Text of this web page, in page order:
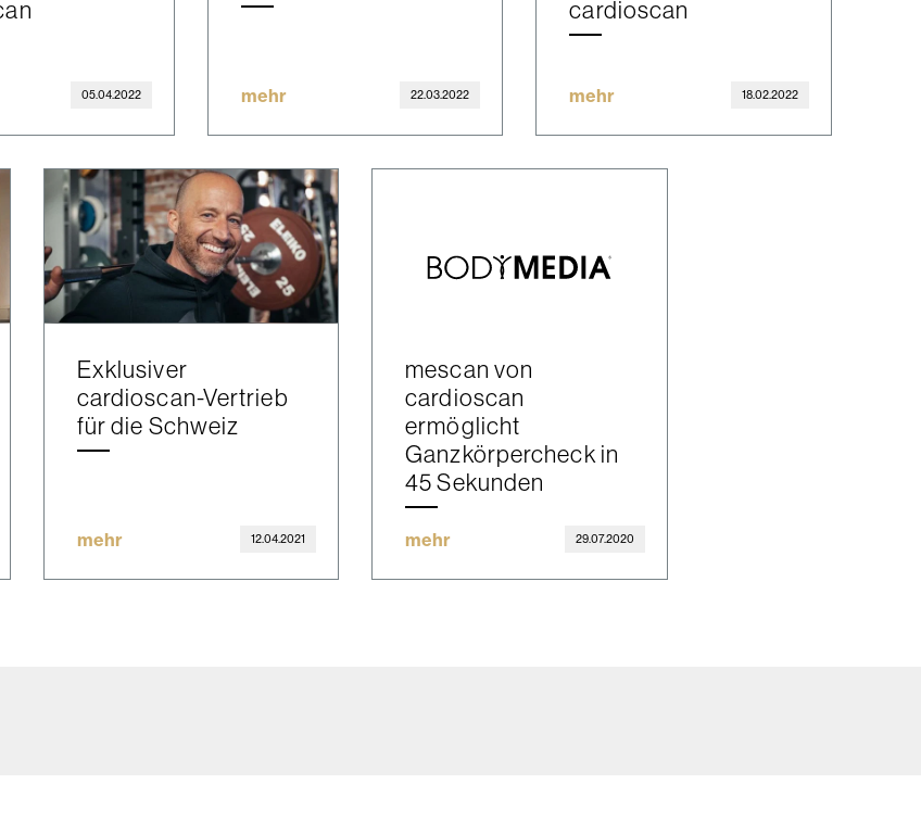
05.04.2022 mehr 22.03.2022
cardioscan
mehr 18.02.2022
Exklusiver
cardioscan-Vertrieb
für die Schweiz
mehr 12.04.2021
mescan von
cardioscan
ermöglicht
Ganzkörpercheck in
45 Sekunden
mehr 29.07.2020